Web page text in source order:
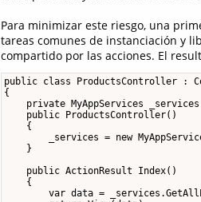
Para minimizar este riesgo, una
tareas comunes de instanciación y
compartido por las acciones. El
public class ProductsController :
{
private MyAppServices
    public ProductsController()
    {
_services = new
    }
    public ActionResult Index()
    {
var data =